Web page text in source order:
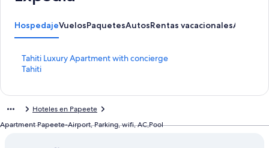
HospedajeVuelosPaquetesAutosRentas vacacionales
Tahiti Luxury Apartment with concierge
E
n
e
p
Tahiti
E
e
Hoteles en Papeete
Apartment Papeete-Airport, Parking, wifi, AC,Pool